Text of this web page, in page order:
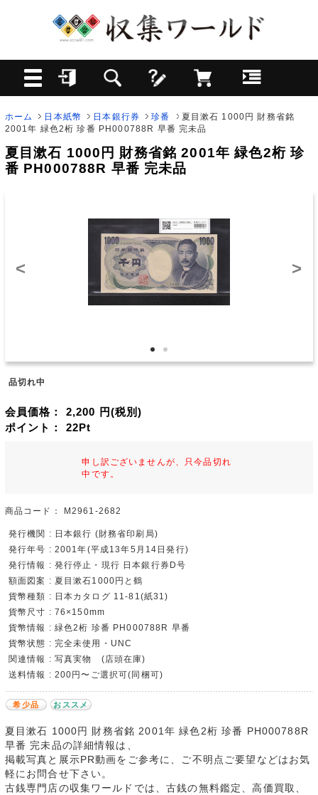
ホーム 日本紙幣 日本銀行券 珍番
夏目漱石 1000円 財務省銘
2001年 緑色2桁 珍番 PH000788R 早番 完未品
夏目漱石 1000円 財務省銘 2001年 緑色2桁 珍
番 PH000788R 早番 完未品
< >
品切れ中
会員価格： 2,200 円(税別)
ポイント： 22Pt
申し訳ございませんが、只今品切れ
中です。
商品コード： M2961-2682
発行機関 : 日本銀行 (財務省印刷局)
発行年号 : 2001年(平成13年5月14日発行)
発行情報 : 発行停止・現行 日本銀行券D号
額面図案 : 夏目漱石1000円と鶴
貨幣種類 : 日本カタログ 11-81(紙31)
貨幣尺寸 : 76×150mm
貨幣情報 : 緑色2桁 珍番 PH000788R 早番
貨幣状態 : 完全未使用・UNC
関連情報 : 写真実物 (店頭在庫)
送料情報 : 200円〜ご選択可(同梱可)
希少品 おススメ
夏目漱石 1000円 財務省銘 2001年 緑色2桁 珍番 PH000788R
早番 完未品の詳細情報は、
掲載写真と展示PR動画をご参考に、ご不明点ご要望などはお気
軽にお問合せ下さい。
古銭専門店の収集ワールドでは、古銭の無料鑑定、高価買取、